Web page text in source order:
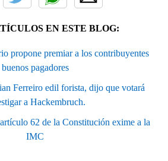
EN ESTE BLOG:
propone premiar a los contribuyentes
buenos pagadores
Ferreiro edil forista, dijo que votará
a Hackembruch.
62 de la Constitución exime a la
IMC